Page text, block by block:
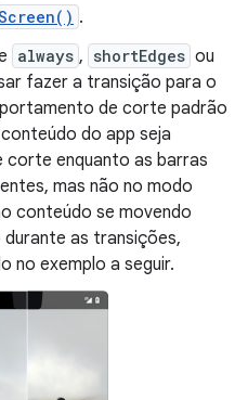
.
always , shortEdges ou
fazer a transição para o
de corte padrão
do app seja
corte enquanto as barras
mas não no modo
conteúdo se movendo
as transições,
no exemplo a seguir.